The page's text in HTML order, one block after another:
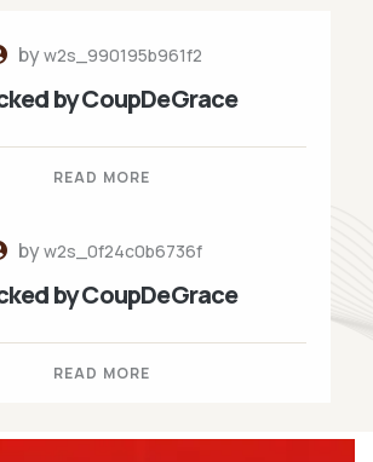
byw2s_990195b961f2
by CoupDeGrace
READ MORE
byw2s_0f24c0b6736f
by CoupDeGrace
READ MORE